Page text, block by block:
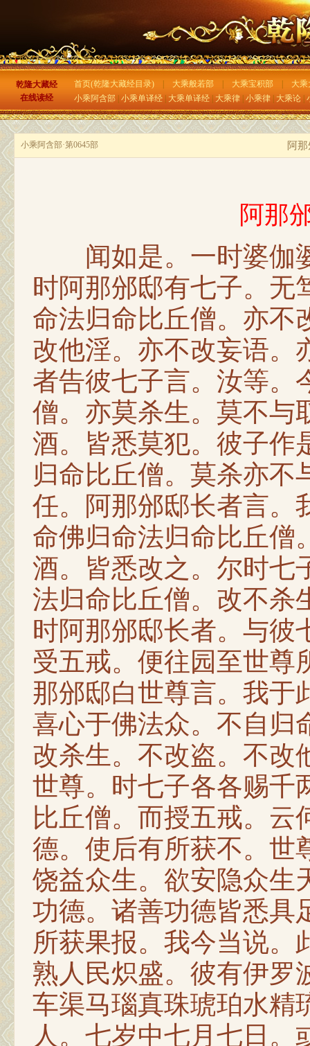
乾隆大藏经
在线读经
首页(乾隆大藏经目录) 大乘般若部 大乘宝积部
大乘
小乘阿含部 小乘单译经 大乘单译经 大乘律 小乘律 大乘论
小乘阿含部·第0645部 阿
阿那
闻如是。一时婆伽
时阿那邠邸有七子。无
命法归命比丘僧。亦不
改他淫。亦不改妄语。
者告彼七子言。汝等。
僧。亦莫杀生。莫不与
酒。皆悉莫犯。彼子作
归命比丘僧。莫杀亦不
任。阿那邠邸长者言。
命佛归命法归命比丘僧
酒。皆悉改之。尔时七
法归命比丘僧。改不杀
时阿那邠邸长者。与彼
受五戒。便往园至世尊
那邠邸白世尊言。我于
喜心于佛法众。不自归
改杀生。不改盗。不改
世尊。时七子各各赐千
比丘僧。而授五戒。云
德。使后有所获不。世
饶益众生。欲安隐众生
功德。诸善功德皆悉具
所获果报。我今当说。
熟人民炽盛。彼有伊罗
车渠马瑙真珠琥珀水精
人。七岁中七月七日。